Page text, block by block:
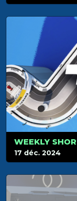
WEEKLY
17 déc. 2024